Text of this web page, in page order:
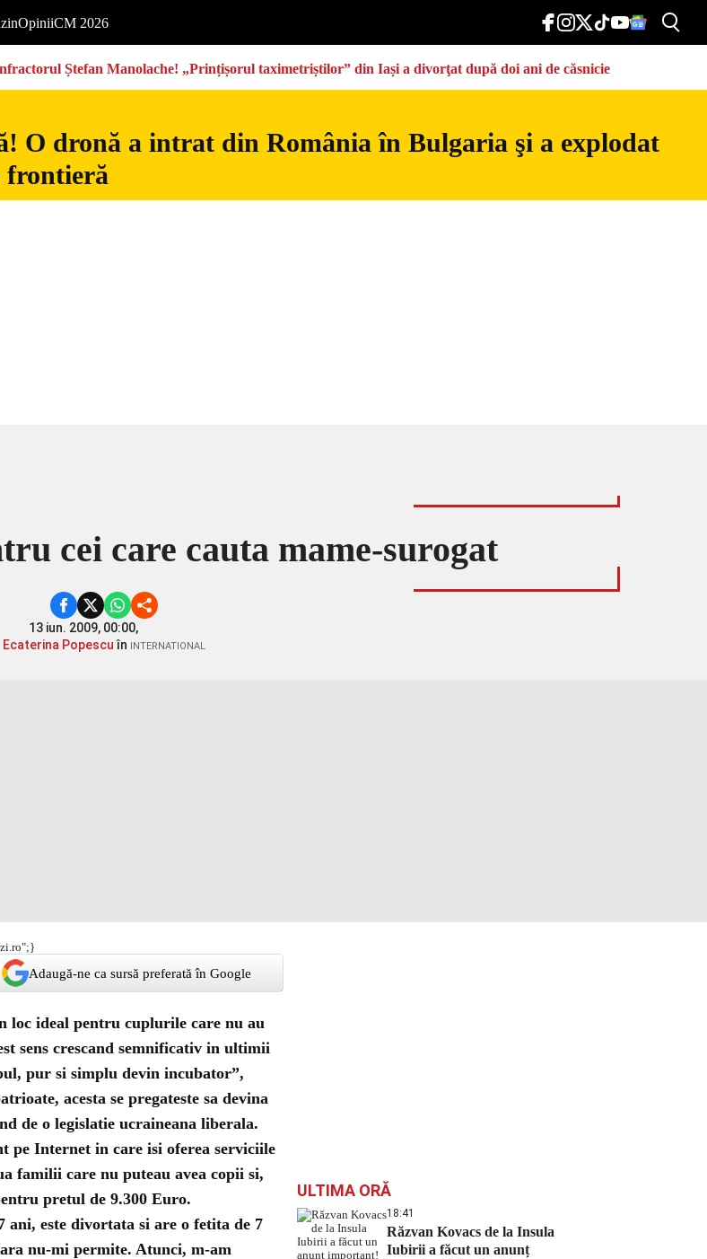
OpiniiCM 2026
Ștefan Manolache! „Prințișorul taximetriștilor” din Iași a divorţat după doi ani de căsnicie
O dronă a intrat din România în Bulgaria şi a explodat
frontieră
cei care cauta mame-surogat
13 iun. 2009, 00:00,
Ecaterina Popescuîn INTERNATIONAL
Adaugă-ne ca sursă preferată în Google
loc ideal pentru cuplurile care nu au
sens crescand semnificativ in ultimii
pur si simplu devin incubator”,
acesta se pregateste sa devina
de o legislatie ucraineana liberala.
pe Internet in care isi oferea serviciile
familii care nu puteau avea copii si,
pretul de 9.300 Euro.
este divortata si are o fetita de 7
nu-mi permite. Atunci, m-am
ULTIMA ORĂ
18:41
Răzvan Kovacs de la Insula
Iubirii a făcut un anunț